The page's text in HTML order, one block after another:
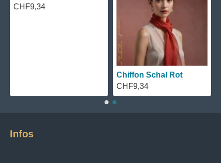
CHF9,34
Chiffon Schal Rot
CHF9,34
Infos